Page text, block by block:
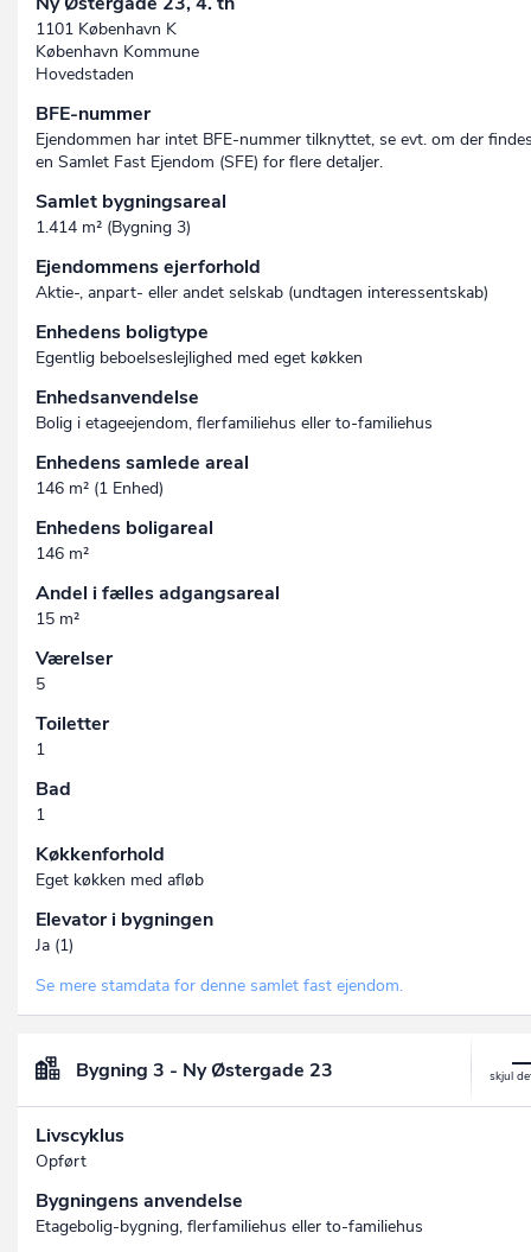
1101 København K
København Kommune
Hovedstaden
BFE-nummer
Ejendommen har intet BFE-nummer tilknyttet, se evt. om der
en Samlet Fast Ejendom (SFE) for flere detaljer.
Samlet bygningsareal
1.414 m² (Bygning 3)
Ejendommens ejerforhold
Aktie-, anpart- eller andet selskab (undtagen interessent­skab)
Enhedens boligtype
Egentlig beboelseslejlighed med eget køkken
Enhedsanvendelse
Bolig i etageejendom, flerfamiliehus eller to-familiehus
Enhedens samlede areal
146 m² (1 Enhed)
Enhedens boligareal
146 m²
Andel i fælles adgangsareal
15 m²
Værelser
5
Toiletter
1
Bad
1
Køkkenforhold
Eget køkken med afløb
Elevator i bygningen
Ja (1)
Se mere stamdata for denne samlet fast ejendom.
Bygning 3 - Ny Østergade 23
Livscyklus
Opført
Bygningens anvendelse
Etagebolig-bygning, flerfamiliehus eller to-familiehus